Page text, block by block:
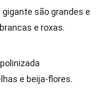
são grandes e
e roxas.
e beija-flores.